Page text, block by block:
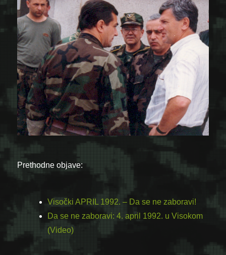
Prethodne objave:
Visočki APRIL 1992. – Da se ne zaboravi!
Da se ne zaboravi: 4. april 1992. u Visokom
(Video)